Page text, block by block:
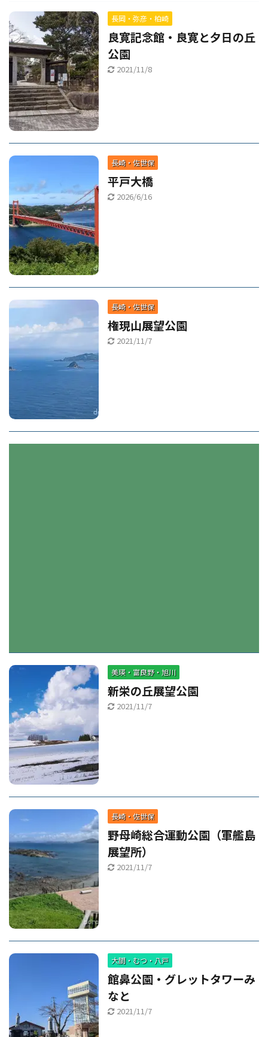
長岡・弥彦・柏崎
良寛記念館・良寛と夕日の丘
公園
2021/11/8
長崎・佐世保
平戸大橋
2026/6/16
長崎・佐世保
権現山展望公園
2021/11/7
美瑛・富良野・旭川
新栄の丘展望公園
2021/11/7
長崎・佐世保
野母崎総合運動公園（軍艦島
展望所）
2021/11/7
大間・むつ・八戸
館鼻公園・グレットタワーみ
なと
2021/11/7